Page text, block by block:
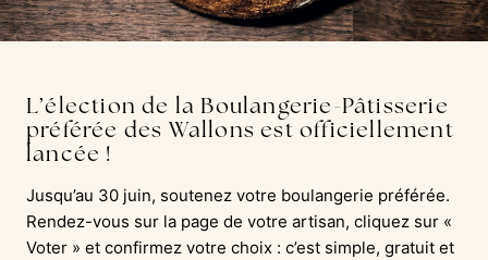
L’élection de la Boulangerie-Pâtisserie
préférée des Wallons est officiellement
lancée !
Jusqu’au 30 juin, soutenez votre boulangerie préférée.
Rendez-vous sur la page de votre artisan, cliquez sur «
Voter » et confirmez votre choix : c’est simple, gratuit et